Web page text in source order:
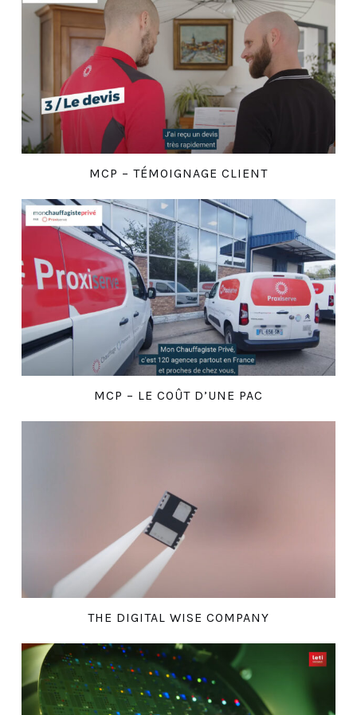
MCP – TÉMOIGNAGE CLIENT
MCP – LE COÛT D’UNE PAC
THE DIGITAL WISE COMPANY